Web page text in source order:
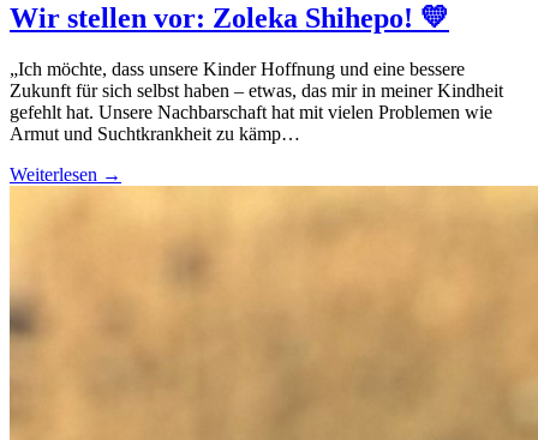
Wir stellen vor: Zoleka Shihepo! 💛
„Ich möchte, dass unsere Kinder Hoffnung und eine bessere
Zukunft für sich selbst haben – etwas, das mir in meiner Kindheit
gefehlt hat. Unsere Nachbarschaft hat mit vielen Problemen wie
Armut und Suchtkrankheit zu kämp…
Weiterlesen →